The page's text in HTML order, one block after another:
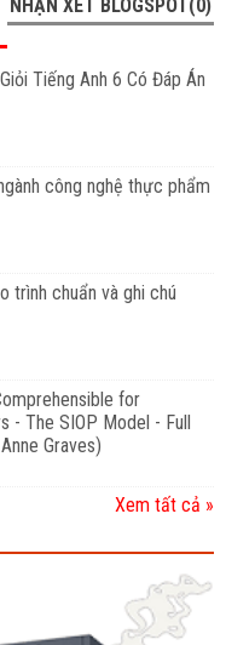
NHẬN XÉT BLOGSPOT(0)
Tiếng Anh 6 Có Đáp Án
công nghệ thực phẩm
trình chuẩn và ghi chú
for
- The SIOP Model - Full
Graves)
Xem tất cả »